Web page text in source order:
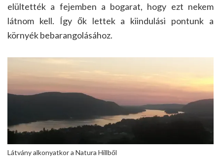
elültették a fejemben a bogarat, hogy ezt nekem
látnom kell. Így ők lettek a kiindulási pontunk a
környék bebarangolásához.
Látvány alkonyatkor a Natura Hillből